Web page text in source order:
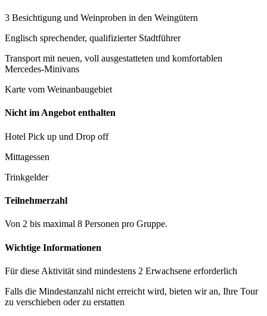
3 Besichtigung und Weinproben in den Weingütern
Englisch sprechender, qualifizierter Stadtführer
Transport mit neuen, voll ausgestatteten und komfortablen
Mercedes-Minivans
Karte vom Weinanbaugebiet
Nicht im Angebot enthalten
Hotel Pick up und Drop off
Mittagessen
Trinkgelder
Teilnehmerzahl
Von 2 bis maximal 8 Personen pro Gruppe.
Wichtige Informationen
Für diese Aktivität sind mindestens 2 Erwachsene erforderlich
Falls die Mindestanzahl nicht erreicht wird, bieten wir an, Ihre Tour
zu verschieben oder zu erstatten